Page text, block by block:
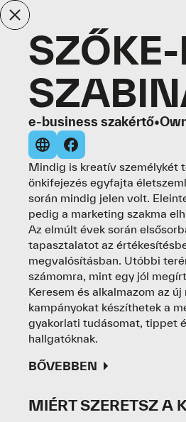
SZŐKE-
e-business szakértő•
Mindig is kreatív személykét
önkifejezés egyfajta
során mindig jelen volt.
pedig a marketing szakma
Az elmúlt évek során
tapasztalatot az
megvalósításban. Utóbbi
számomra, mint egy jól
Keresem és alkalmazom az
kampányokat készíthetek a
gyakorlati tudásomat, tippet
hallgatóknak.
BŐVEBBEN
MIÉRT SZERETSZ A